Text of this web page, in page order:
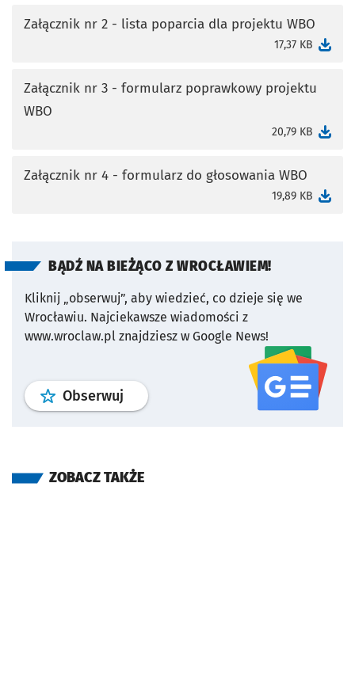
Załącznik nr 2 - lista poparcia dla projektu WBO
17,37 KB
Załącznik nr 3 - formularz poprawkowy projektu
WBO
20,79 KB
otworzy się w nowej karcie
Załącznik nr 4 - formularz do głosowania WBO
19,89 KB
BĄDŹ NA BIEŻĄCO Z WROCŁAWIEM!
Kliknij „obserwuj”, aby wiedzieć, co dzieje się we
Wrocławiu. Najciekawsze wiadomości z
www.wroclaw.pl znajdziesz w Google News!
Obserwuj profil serwisu
ZOBACZ TAKŻE